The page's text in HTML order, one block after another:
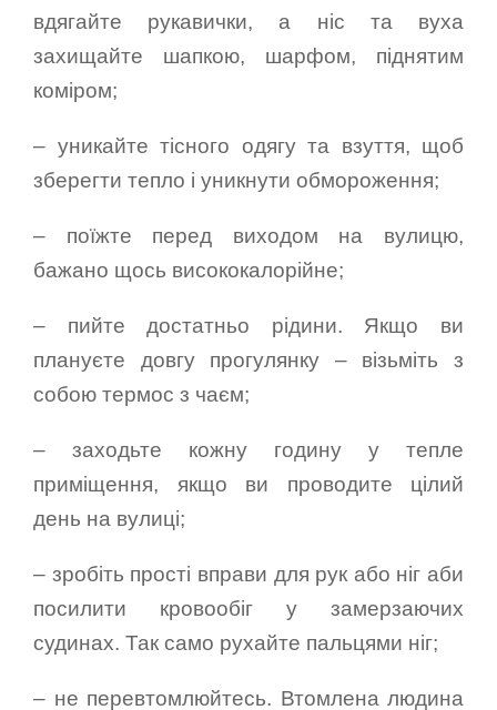
вдягайте рукавички, а ніс та вуха
захищайте шапкою, шарфом, піднятим
коміром;
– уникайте тісного одягу та взуття, щоб
зберегти тепло і уникнути обмороження;
– поїжте перед виходом на вулицю,
бажано щось висококалорійне;
– пийте достатньо рідини. Якщо ви
плануєте довгу прогулянку – візьміть з
собою термос з чаєм;
– заходьте кожну годину у тепле
приміщення, якщо ви проводите цілий
день на вулиці;
– зробіть прості вправи для рук або ніг аби
посилити кровообіг у замерзаючих
судинах. Так само рухайте пальцями ніг;
– не перевтомлюйтесь. Втомлена людина